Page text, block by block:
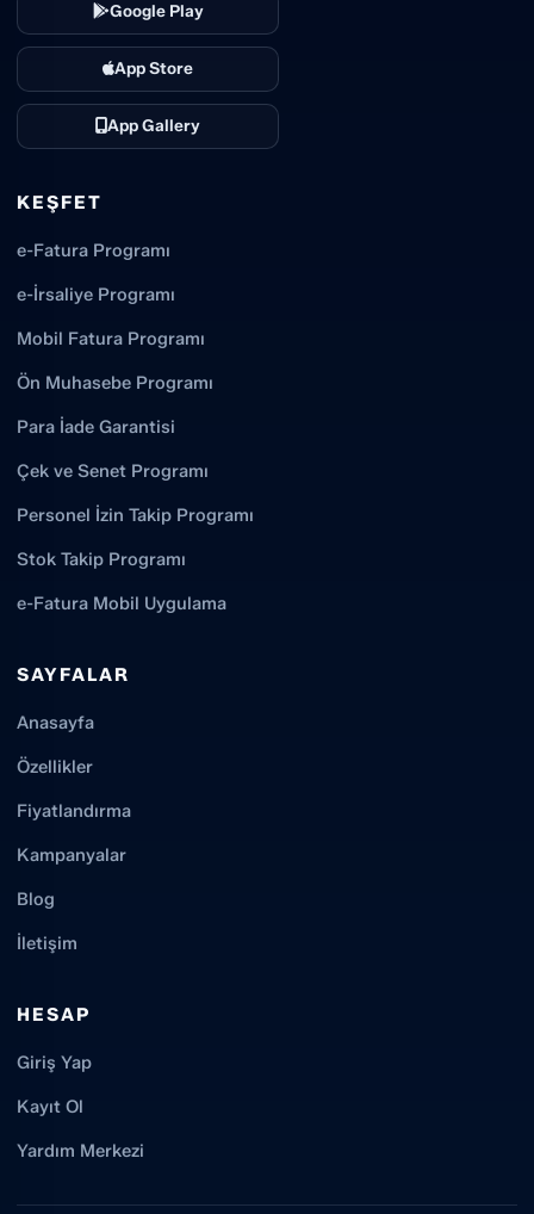
Google Play
App Store
App Gallery
KEŞFET
e-Fatura Programı
e-İrsaliye Programı
Mobil Fatura Programı
Ön Muhasebe Programı
Para İade Garantisi
Çek ve Senet Programı
Personel İzin Takip Programı
Stok Takip Programı
e-Fatura Mobil Uygulama
SAYFALAR
Anasayfa
Özellikler
Fiyatlandırma
Kampanyalar
Blog
İletişim
HESAP
Giriş Yap
Kayıt Ol
Yardım Merkezi